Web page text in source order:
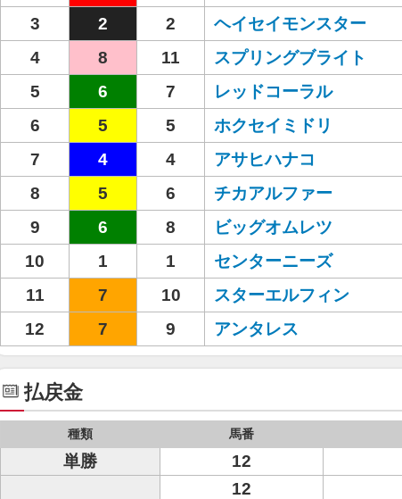
3
2 2 ヘイセイモンスター
4
8 11 スプリングブライト
5
6 7 レッドコーラル
6
5 5 ホクセイミドリ
7
4 4 アサヒハナコ
8
5 6 チカアルファー
9
6 8 ビッグオムレツ
10
1 1 センターニーズ
11
7 10 スターエルフィン
12
7 9 アンタレス
払戻金
種類 馬番
単勝 12
12